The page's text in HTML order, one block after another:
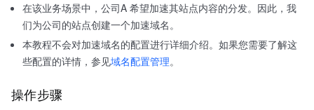
在该业务场景中，公司A 希望加速其站点内容的分发。因此，我
们为公司的站点创建一个加速域名。
本教程不会对加速域名的配置进行详细介绍。如果您需要了解这
些配置的详情，参见域名配置管理。
操作步骤